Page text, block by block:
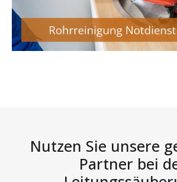
Nutzen Sie unsere
Partner bei